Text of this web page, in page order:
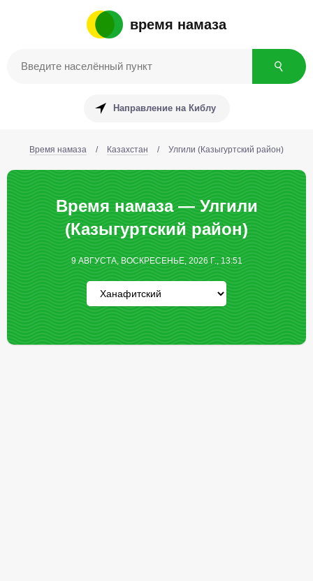
время намаза
Направление на Киблу
Время намаза / Казахстан / Улгили (Казыгуртский район)
Время намаза — Улгили
(Казыгуртский район)
9 АВГУСТА, ВОСКРЕСЕНЬЕ, 2026 Г., 13:51